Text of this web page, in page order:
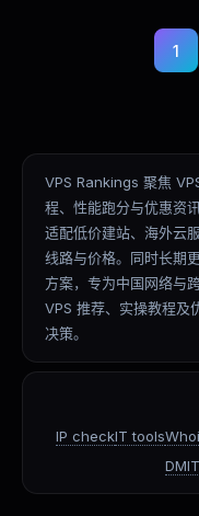
1
VPS Rankings 聚焦
程、性能跑分与优惠资
适配低价建站、海外云
线路与价格。同时长期
方案，专为中国网络与
VPS 推荐、实操教程及
决策。
IP checkIT tools
DMIT